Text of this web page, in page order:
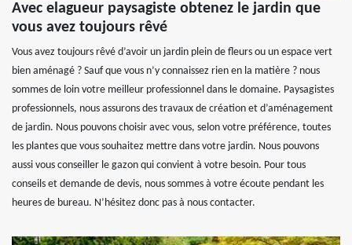
Avec elagueur paysagiste obtenez le jardin que
vous avez toujours rêvé
Vous avez toujours rêvé d’avoir un jardin plein de fleurs ou un espace vert
bien aménagé ? Sauf que vous n’y connaissez rien en la matière ? nous
sommes de loin votre meilleur professionnel dans le domaine. Paysagistes
professionnels, nous assurons des travaux de création et d’aménagement
de jardin. Nous pouvons choisir avec vous, selon votre préférence, toutes
les plantes que vous souhaitez mettre dans votre jardin. Nous pouvons
aussi vous conseiller le gazon qui convient à votre besoin. Pour tous
conseils et demande de devis, nous sommes à votre écoute pendant les
heures de bureau. N’hésitez donc pas à nous contacter.